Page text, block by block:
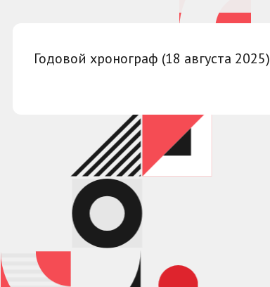
Годовой хронограф (18 августа 2025)